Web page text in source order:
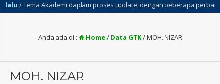
/ Tema Akademi daplam proses update, dengan beberapa perbaikan
Anda ada di : Home/ Data GTK/MOH. NIZAR
MOH. NIZAR